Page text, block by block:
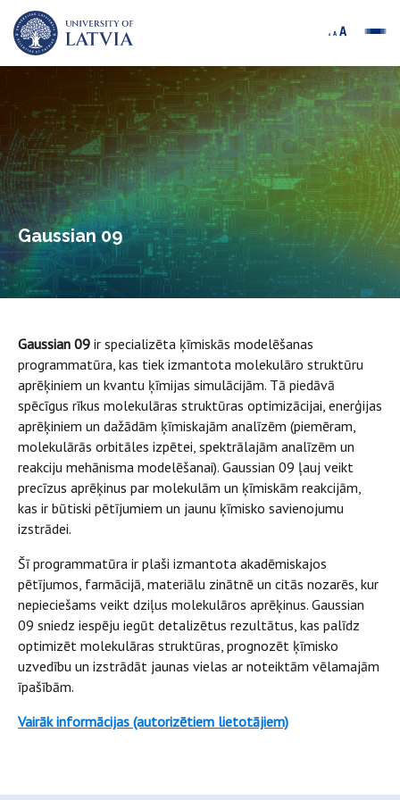
Gaussian 09
Gaussian 09 ir specializēta ķīmiskās modelēšanas
programmatūra, kas tiek izmantota molekulāro struktūru
aprēķiniem un kvantu ķīmijas simulācijām. Tā piedāvā
spēcīgus rīkus molekulāras struktūras optimizācijai, enerģijas
aprēķiniem un dažādām ķīmiskajām analīzēm (piemēram,
molekulārās orbitāles izpētei, spektrālajām analīzēm un
reakciju mehānisma modelēšanai). Gaussian 09 ļauj veikt
precīzus aprēķinus par molekulām un ķīmiskām reakcijām,
kas ir būtiski pētījumiem un jaunu ķīmisko savienojumu
izstrādei.
Šī programmatūra ir plaši izmantota akadēmiskajos
pētījumos, farmācijā, materiālu zinātnē un citās nozarēs, kur
nepieciešams veikt dziļus molekulāros aprēķinus. Gaussian
09 sniedz iespēju iegūt detalizētus rezultātus, kas palīdz
optimizēt molekulāras struktūras, prognozēt ķīmisko
uzvedību un izstrādāt jaunas vielas ar noteiktām vēlamajām
īpašībām.
Vairāk informācijas (autorizētiem lietotājiem)